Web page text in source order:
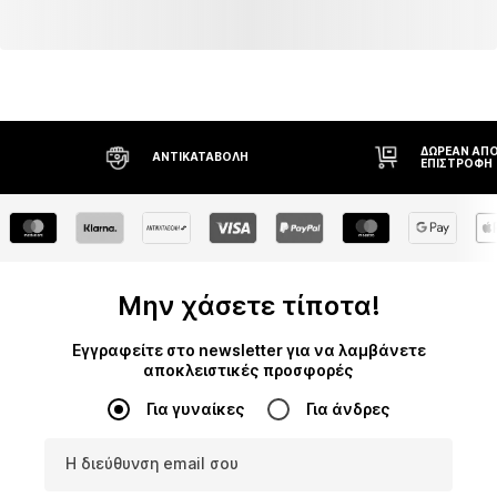
ΑΝΤΙΚΑΤΑΒΟΛΉ
ΔΩΡΕΆΝ
ΕΠΙΣΤΡΟΦΉ
Μην χάσετε τίποτα!
Εγγραφείτε στο newsletter για να λαμβάνετε
αποκλειστικές προσφορές
Για γυναίκες Για άνδρες
Η διεύθυνση email σου